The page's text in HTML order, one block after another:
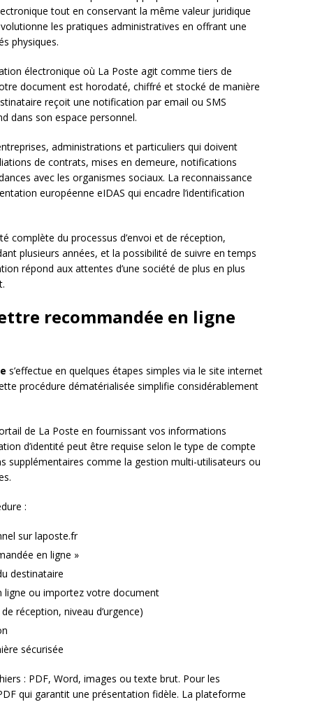
tout en conservant la même valeur juridique
les pratiques administratives en offrant une
physiques.
électronique où La Poste agit comme tiers de
document est horodaté, chiffré et stocké de manière
reçoit une notification par email ou SMS
dans son espace personnel.
administrations et particuliers qui doivent
de contrats, mises en demeure, notifications
avec les organismes sociaux. La reconnaissance
européenne eIDAS qui encadre l’identification
complète du processus d’envoi et de réception,
plusieurs années, et la possibilité de suivre en temps
répond aux attentes d’une société de plus en plus
recommandée en ligne
s’effectue en quelques étapes simples via le site internet
procédure dématérialisée simplifie considérablement
de La Poste en fournissant vos informations
d’identité peut être requise selon le type de compte
supplémentaires comme la gestion multi-utilisateurs ou
:
sur laposte.fr
en ligne »
destinataire
ligne ou importez votre document
réception, niveau d’urgence)
sécurisée
: PDF, Word, images ou texte brut. Pour les
qui garantit une présentation fidèle. La plateforme